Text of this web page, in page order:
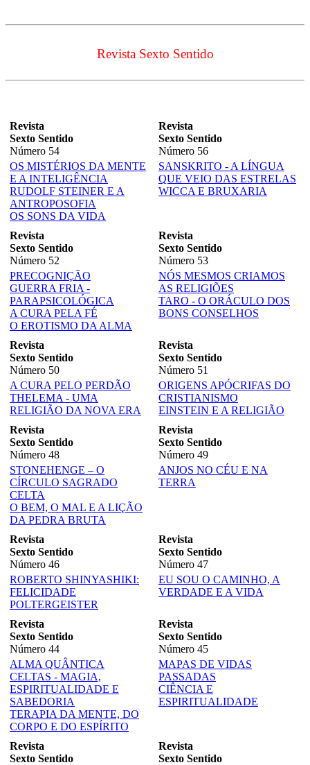
Revista Sexto Sentido
Revista
Sexto Sentido
Número 54
OS MISTÉRIOS DA MENTE
E A INTELIGÊNCIA
RUDOLF STEINER E A
ANTROPOSOFIA
OS SONS DA VIDA
Revista
Sexto Sentido
Número 56
SANSKRITO - A LÍNGUA
QUE VEIO DAS ESTRELAS
WICCA E BRUXARIA
Revista
Sexto Sentido
Número 52
PRECOGNIÇÃO
GUERRA FRIA -
PARAPSICOLÓGICA
A CURA PELA FÉ
O EROTISMO DA ALMA
Revista
Sexto Sentido
Número 53
NÓS MESMOS CRIAMOS
AS RELIGIÕES
TARO - O ORÁCULO DOS
BONS CONSELHOS
Revista
Sexto Sentido
Número 50
A CURA PELO PERDÃO
THELEMA - UMA
RELIGIÃO DA NOVA ERA
Revista
Sexto Sentido
Número 51
ORIGENS APÓCRIFAS DO
CRISTIANISMO
EINSTEIN E A RELIGIÃO
Revista
Sexto Sentido
Número 48
STONEHENGE – O
CÍRCULO SAGRADO
CELTA
O BEM, O MAL E A LIÇÃO
DA PEDRA BRUTA
Revista
Sexto Sentido
Número 49
ANJOS NO CÉU E NA
TERRA
Revista
Sexto Sentido
Número 46
ROBERTO SHINYASHIKI:
FELICIDADE
POLTERGEISTER
Revista
Sexto Sentido
Número 47
EU SOU O CAMINHO, A
VERDADE E A VIDA
Revista
Sexto Sentido
Número 44
ALMA QUÂNTICA
CELTAS - MAGIA,
ESPIRITUALIDADE E
SABEDORIA
TERAPIA DA MENTE, DO
CORPO E DO ESPÍRITO
Revista
Sexto Sentido
Número 45
MAPAS DE VIDAS
PASSADAS
CIÊNCIA E
ESPIRITUALIDADE
Revista
Sexto Sentido
Revista
Sexto Sentido